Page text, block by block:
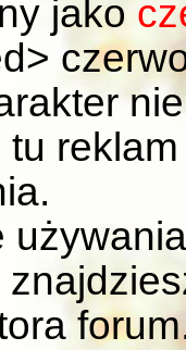
jako